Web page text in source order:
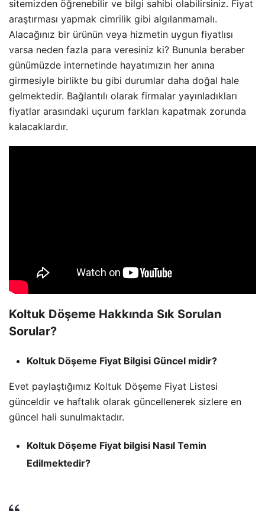
sitemizden öğrenebilir ve bilgi sahibi olabilirsiniz. Fiyat
araştırması yapmak cimrilik gibi algılanmamalı.
Alacağınız bir ürünün veya hizmetin uygun fiyatlısı
varsa neden fazla para veresiniz ki? Bununla beraber
günümüzde internetinde hayatımızın her anına
girmesiyle birlikte bu gibi durumlar daha doğal hale
gelmektedir. Bağlantılı olarak firmalar yayınladıkları
fiyatlar arasındaki uçurum farkları kapatmak zorunda
kalacaklardır.
Koltuk Döşeme Hakkında Sık Sorulan
Sorular?
Koltuk Döşeme Fiyat Bilgisi Güncel midir?
Evet paylaştığımız Koltuk Döşeme Fiyat Listesi
günceldir ve haftalık olarak güncellenerek sizlere en
güncel hali sunulmaktadır.
Koltuk Döşeme Fiyat bilgisi Nasıl Temin
Edilmektedir?